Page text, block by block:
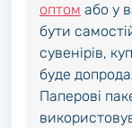
оптом або у
бути
сувенірів,
буде
Паперові